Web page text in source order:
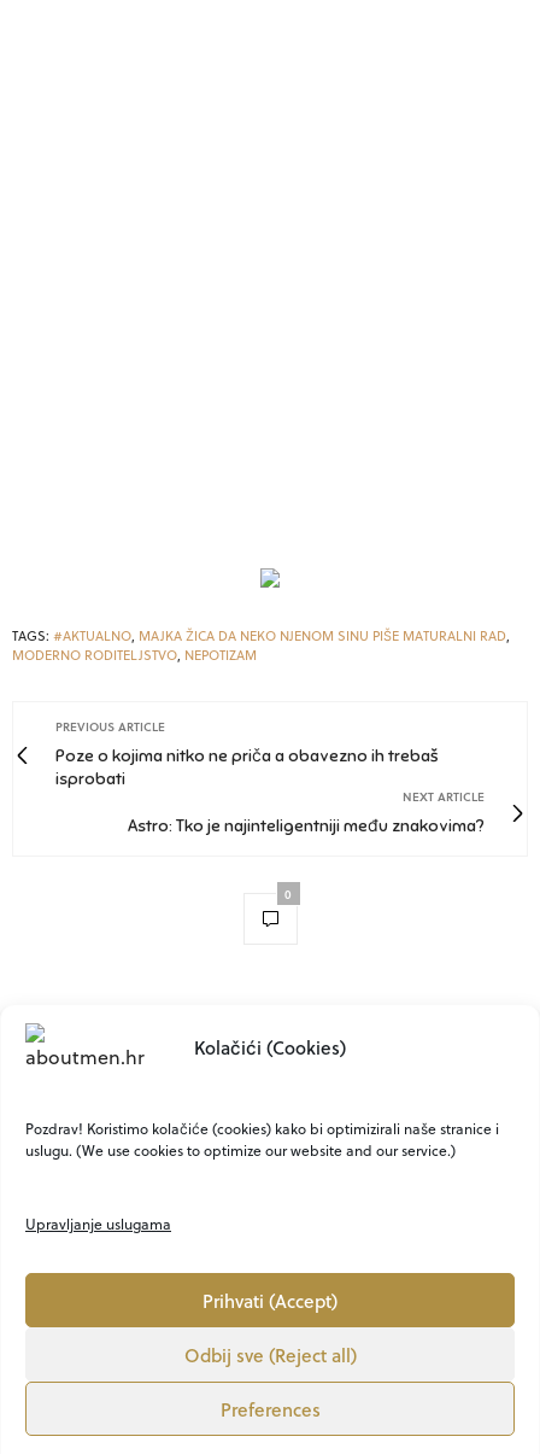
Kolačići (Cookies)
Pozdrav! Koristimo kolačiće (cookies) kako bi optimizirali naše stranice i
uslugu. (We use cookies to optimize our website and our service.)
Upravljanje uslugama
Prihvati (Accept)
Odbij sve (Reject all)
Preferences
TAGS: #AKTUALNO, MAJKA ŽICA DA NEKO NJENOM SINU PIŠE MATURALNI RAD,
MODERNO RODITELJSTVO, NEPOTIZAM
PREVIOUS ARTICLE
Poze o kojima nitko ne priča a obavezno ih trebaš
isprobati
NEXT ARTICLE
Astro: Tko je najinteligentniji među znakovima?
0
MARKETING PRIVATNOST
VEM ART